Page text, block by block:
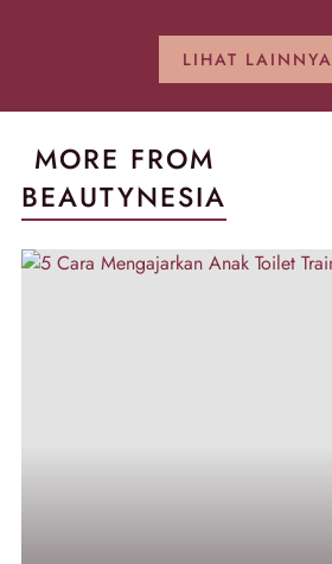
LIHAT LAINNYA
MORE FROM
BEAUTYNESIA